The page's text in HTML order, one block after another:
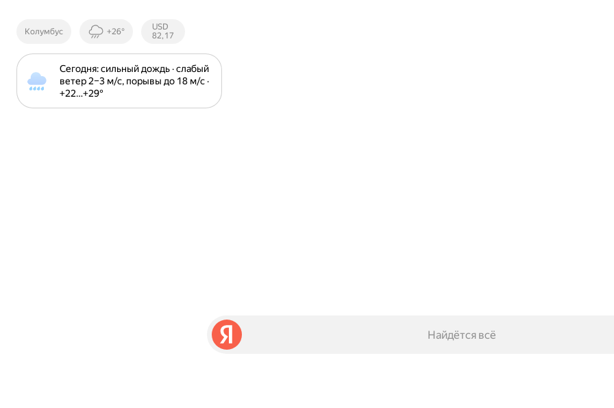
Колумбус +26°
Курсы ЦБ
РФ
USD
82,17
Сегодня: сильный дождь · слабый
ветер 2⁠–⁠3 м⁠/⁠с, порывы до 18 м⁠/⁠с ·
+22⁠…⁠+29⁠°